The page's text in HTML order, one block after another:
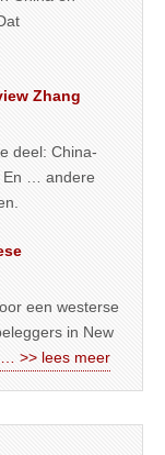
Zhang
deel: China-
En … andere
een westerse
in New
… >> lees meer